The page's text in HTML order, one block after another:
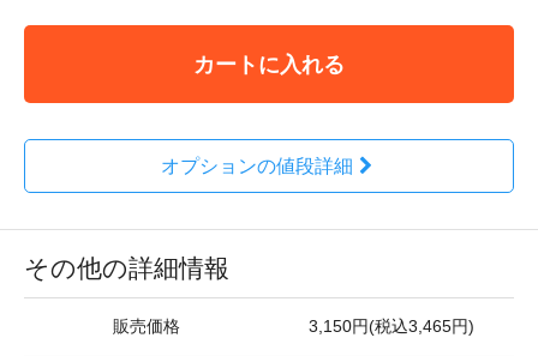
カートに入れる
オプションの値段詳細
その他の詳細情報
販売価格 3,150円(税込3,465円)